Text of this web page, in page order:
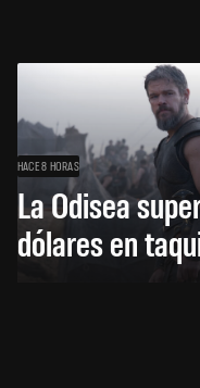
HACE 8 HORAS
La Odisea
dólares en